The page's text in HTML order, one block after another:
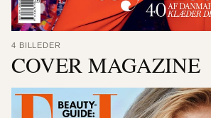
4 BILLEDER
COVER MAGAZINE